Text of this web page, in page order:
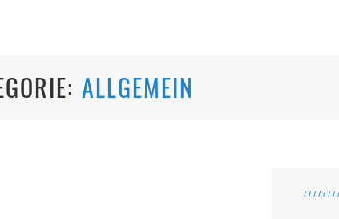
ALLGEMEIN